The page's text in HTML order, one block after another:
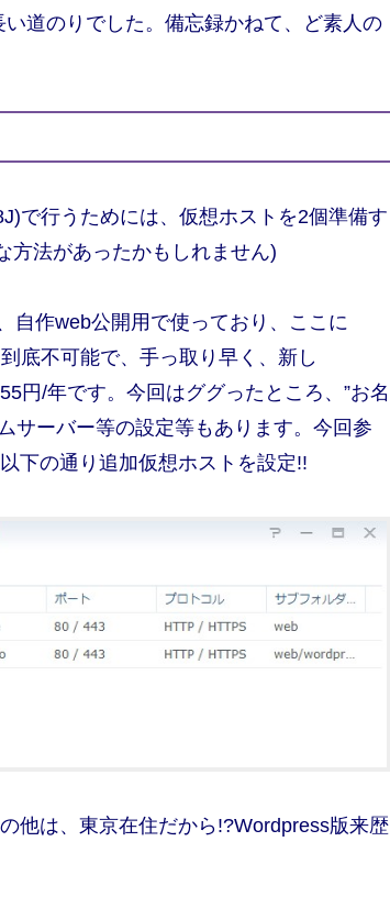
道のりでした。備忘録かねて、ど素人の
で行うためには、仮想ホストを2個準備す
方法があったかもしれません)
自作web公開用で使っており、ここに
底不可能で、手っ取り早く、新し
円/年です。今回はググったところ、”お名
サーバー等の設定等もあります。今回参
下の通り追加仮想ホストを設定!!
他は、東京在住だから!?Wordpress版来歴